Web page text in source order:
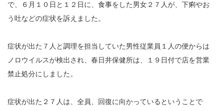
で、６月１０日と１２日に、食事をした男女２７人が、下痢やお
う吐などの症状を訴えました。
症状が出た７人と調理を担当していた男性従業員１人の便からは
ノロウイルスが検出され、春日井保健所は、１９日付で店を営業
禁止処分にしました。
症状が出た２７人は、全員、回復に向かっているということで